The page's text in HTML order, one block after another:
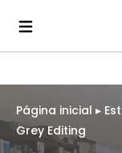
Página inicial ▸
Grey Editing